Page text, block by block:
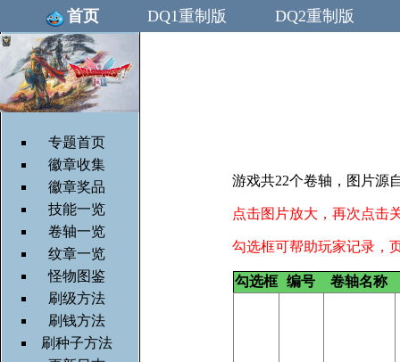
首页 DQ1重制版 DQ2重制版
专题首页
徽章收集
徽章奖品
技能一览
卷轴一览
纹章一览
怪物图鉴
刷级方法
刷钱方法
刷种子方法
游戏共22个卷轴，图片源
点击图片放大，再次点击
勾选框可帮助玩家记录，
勾选框 编号 卷轴名称